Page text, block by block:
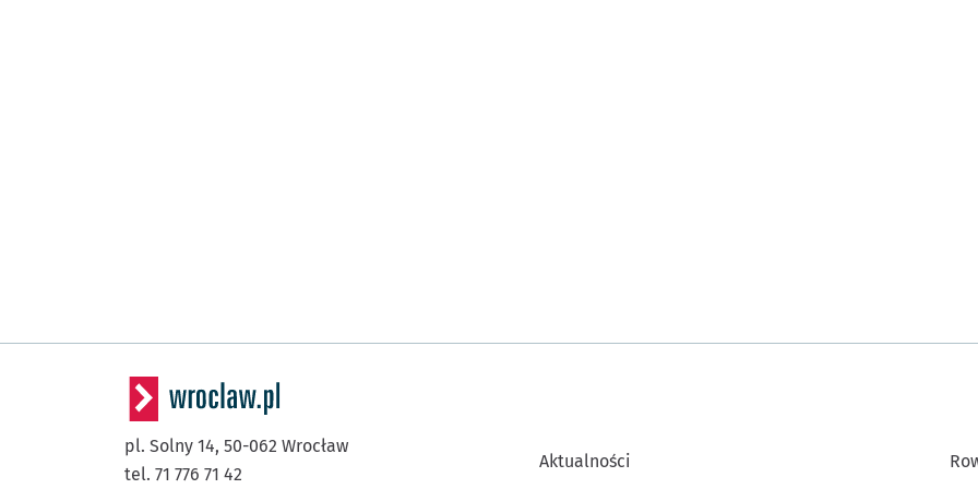
pl. Solny 14, 50-062 Wrocław
tel. 71 776 71 42
Aktualności